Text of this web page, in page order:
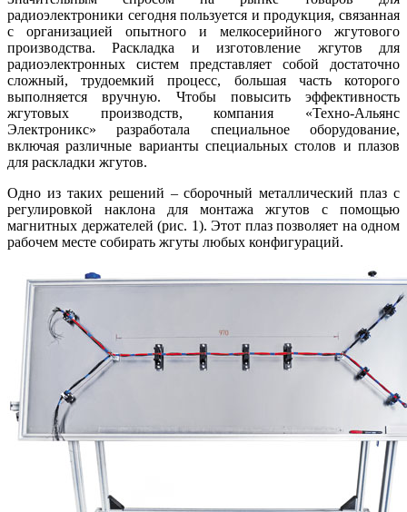
радиоэлектроники сегодня пользуется и продукция, связанная
с организацией опытного и мелкосерийного жгутового
производства. Раскладка и изготовление жгутов для
радиоэлектронных систем представляет собой достаточно
сложный, трудоемкий процесс, большая часть которого
выполняется вручную. Чтобы повысить эффективность
жгутовых производств, компания «Техно-Альянс
Электроникс» разработала специальное оборудование,
включая различные варианты специальных столов и плазов
для раскладки жгутов.
Одно из таких решений – сборочный металлический плаз с
регулировкой наклона для монтажа жгутов с помощью
магнитных держателей (рис. 1). Этот плаз позволяет на одном
рабочем месте собирать жгуты любых конфигураций.